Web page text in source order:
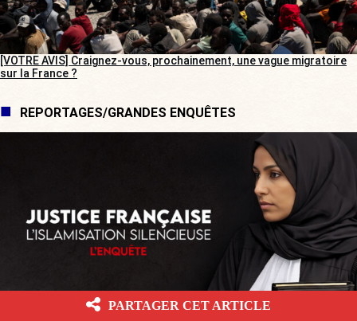
[VOTRE AVIS] Craignez-vous, prochainement, une vague migratoire
sur la France ?
REPORTAGES/GRANDES ENQUÊTES
PARTAGER CET ARTICLE